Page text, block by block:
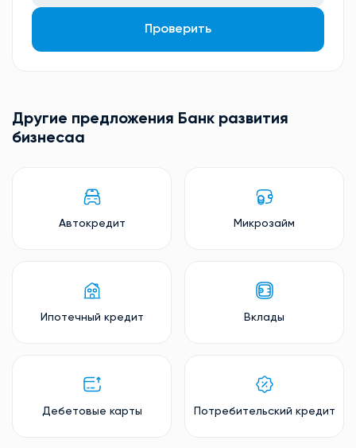
Проверить
Другие предложения Банк развития
бизнесаa
Автокредит Микрозайм
Ипотечный кредит Вклады
Дебетовые карты Потребительский кредит